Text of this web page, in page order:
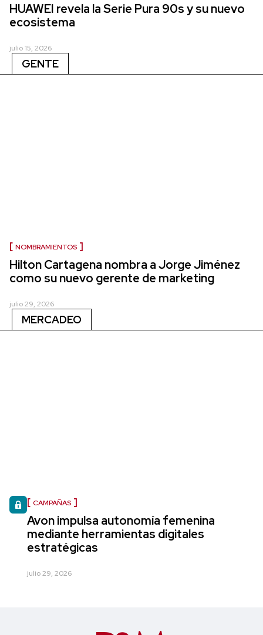
HUAWEI revela la Serie Pura 90s y su nuevo
ecosistema
julio 15, 2026
GENTE
NOMBRAMIENTOS
Hilton Cartagena nombra a Jorge Jiménez
como su nuevo gerente de marketing
julio 29, 2026
MERCADEO
CAMPAÑAS
Avon impulsa autonomía femenina
mediante herramientas digitales
estratégicas
julio 29, 2026